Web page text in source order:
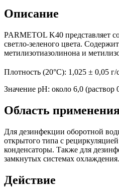
Описание
PARMETOL K40 представляет
светло-зеленого цвета.
метилизотиазолинона и
Плотность (20°C): 1,025 ± 0,05 г/
Значение рН: около 6,0 (раствор
Область
Для дезинфекции оборотной
открытого типа с
конденсаторы. Также для
замкнутых системах охлаждения.
Действие